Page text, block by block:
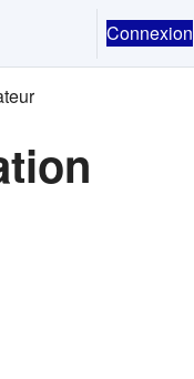
Connexion